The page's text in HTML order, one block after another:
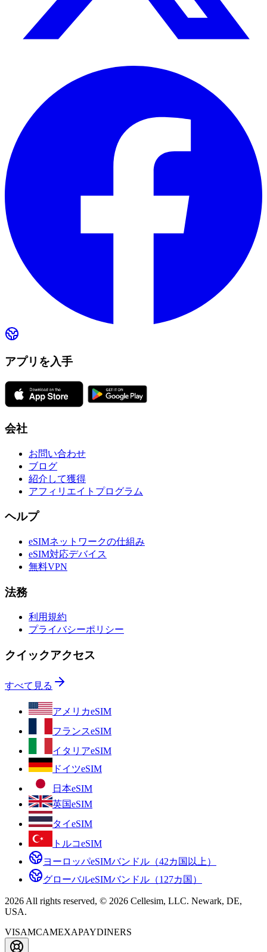
アプリを入手
会社
お問い合わせ
ブログ
紹介して獲得
アフィリエイトプログラム
ヘルプ
eSIMネットワークの仕組み
eSIM対応デバイス
無料VPN
法務
利用規約
プライバシーポリシー
クイックアクセス
すべて見る
アメリカeSIM
フランスeSIM
イタリアeSIM
ドイツeSIM
日本eSIM
英国eSIM
タイeSIM
トルコeSIM
ヨーロッパeSIMバンドル（42カ国以上）
グローバルeSIMバンドル（127カ国）
2026 All rights reserved, © 2026 Cellesim, LLC. Newark, DE,
USA.
VISAMCAMEXAPAYDINERS